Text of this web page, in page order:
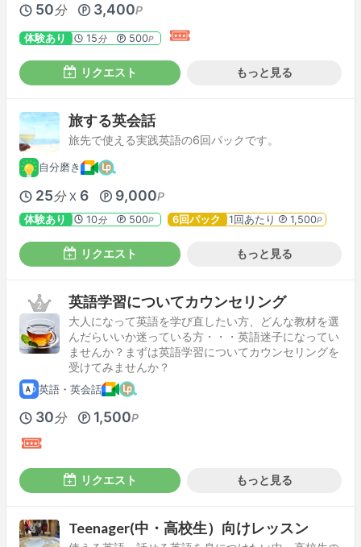
50分 3,400P
体験あり 15分 500P
リクエスト もっと見る
旅する英会話
旅先で使える実践英語の6回パックです。
自分磨き
25分 X 6 9,000P
体験あり 10分 500P 6回パック 1回あたり 1,500P
リクエスト もっと見る
英語学習についてカウンセリング
大人になって英語を学び直したい方、どんな教材を選
んだらいいか迷っている方・・・英語迷子になってい
ませんか？まずは英語学習についてカウンセリングを
受けてみませんか？
英語・英会話
30分 1,500P
リクエスト もっと見る
Teenager(中・高校生）向けレッスン